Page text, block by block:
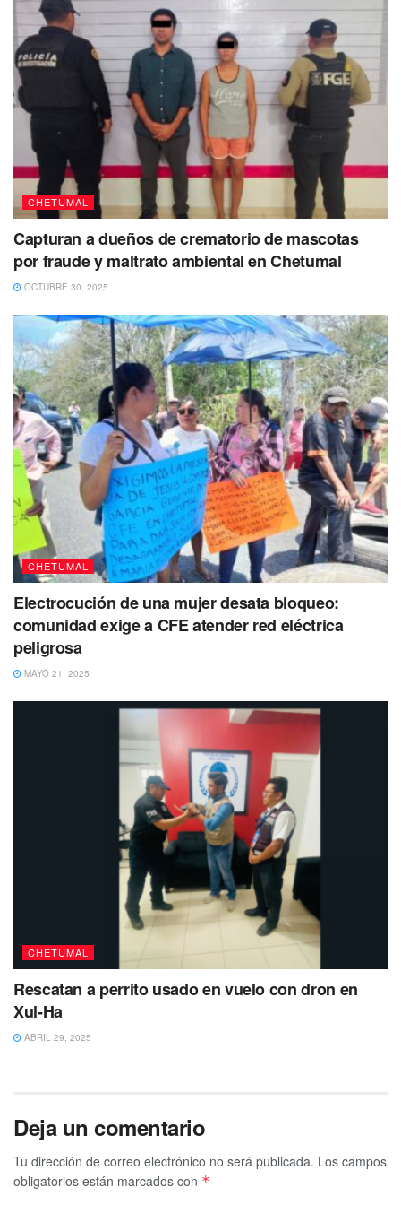
CHETUMAL
Capturan a dueños de crematorio de mascotas
por fraude y maltrato ambiental en Chetumal
OCTUBRE 30, 2025
CHETUMAL
Electrocución de una mujer desata bloqueo:
comunidad exige a CFE atender red eléctrica
peligrosa
MAYO 21, 2025
CHETUMAL
Rescatan a perrito usado en vuelo con dron en
Xul-Ha
ABRIL 29, 2025
Deja un comentario
Tu dirección de correo electrónico no será publicada. Los campos
obligatorios están marcados con *